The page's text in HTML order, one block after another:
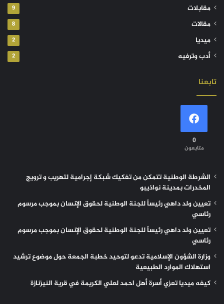
مقابلات 9
مقالات 8
ميديا 2
أدب وترفيه 2
تابعنا
0
متابعون
الشرطة الوطنية تتمكن من تفكيك شبكة إجرامية لتهريب و ترويج
المخدرات بمدينة نواذيبو
تعيين ولد داهي رئيساً للجنة الوطنية لحقوق الإنسان بموجب مرسوم
رئاسي
تعيين ولد داهي رئيساً للجنة الوطنية لحقوق الإنسان بموجب مرسوم
رئاسي
وزارة الشؤون الإسلامية تدعو لتوحيد خطبة الجمعة حول موضوع ترشيد
استهلاك الموارد الطبيعية
كيفه ميديا تعزي أسرة أهل احمد لعلي الكريمة في قرية النيزنازة